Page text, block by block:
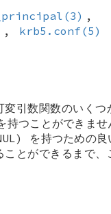
,
, krb5.conf(5)
変引数関数のいくつ
つことができませ
を持つための良
とができるまで、